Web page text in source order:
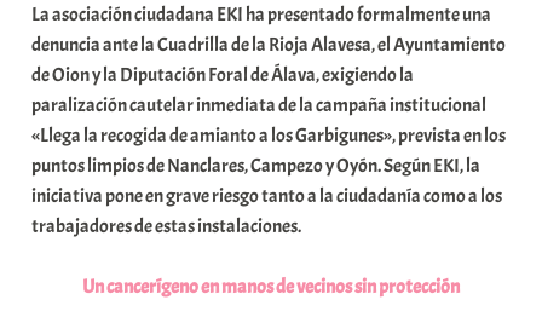
r
E
r
r
i
o
x
a
o
La asociación ciudadana EKI ha presentado formalmente una
denuncia ante la Cuadrilla de la Rioja Alavesa, el Ayuntamiento
de Oion y la Diputación Foral de Álava, exigiendo la
paralización cautelar inmediata de la campaña institucional
«Llega la recogida de amianto a los Garbigunes», prevista en los
puntos limpios de Nanclares, Campezo y Oyón. Según EKI, la
iniciativa pone en grave riesgo tanto a la ciudadanía como a los
trabajadores de estas instalaciones.
Un cancerígeno en manos de vecinos sin protección